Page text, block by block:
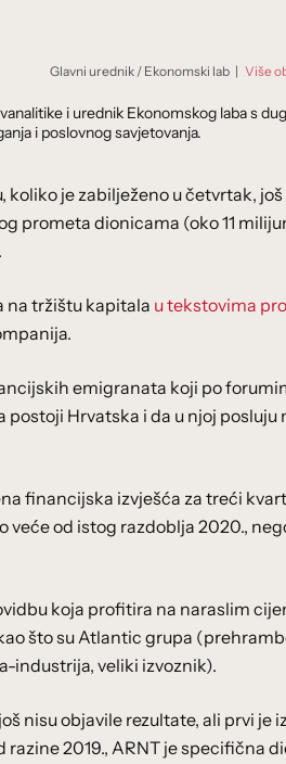
Glavni urednik / Ekonomski lab | Više
i urednik Ekonomskog laba s
i poslovnog savjetovanja.
koliko je zabilježeno u četvrtak,
prometa dionicama (oko 11
na tržištu kapitala u tekstovima
emigranata koji po
Hrvatska i da u njoj
financijska izvješća za treći
veće od istog razdoblja 2020.,
koja profitira na naraslim
što su Atlantic grupa
veliki izvoznik).
nisu objavile rezultate, ali prvi je
2019., ARNT je specifična